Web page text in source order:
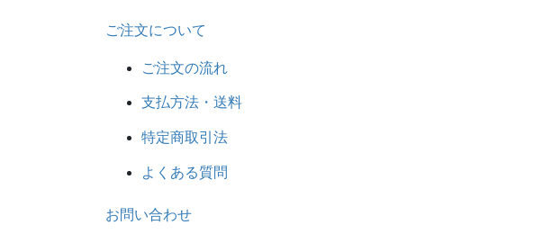
ご注文について
ご注文の流れ
支払方法・送料
特定商取引法
よくある質問
お問い合わせ